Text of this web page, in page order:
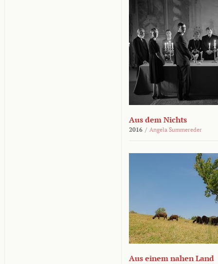
Aus dem Nichts
2016 / Angela Summereder
Aus einem nahen Land